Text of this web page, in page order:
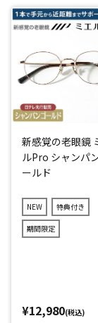
新感覚の老眼鏡
ルPro シャンパ
ールド
NEW 特典付き
期間限定
¥12,980(税込)